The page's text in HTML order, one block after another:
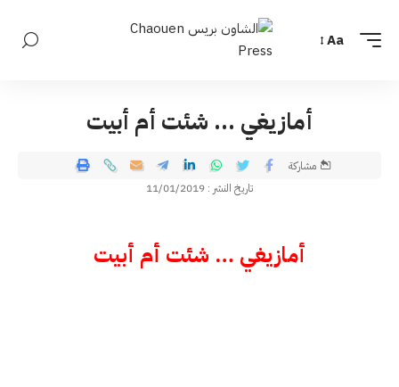
Aa
أمازيغي … شئت أم أبيت
تاريخ النشر : 11/01/2019
مشاركة
أمازيغي … شئت أم أبيت